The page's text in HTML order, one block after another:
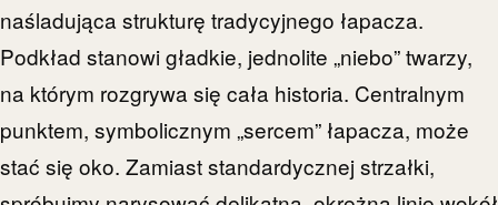
naśladująca strukturę tradycyjnego łapacza.
Podkład stanowi gładkie, jednolite „niebo” twarzy,
na którym rozgrywa się cała historia. Centralnym
punktem, symbolicznym „sercem” łapacza, może
stać się oko. Zamiast standardycznej strzałki,